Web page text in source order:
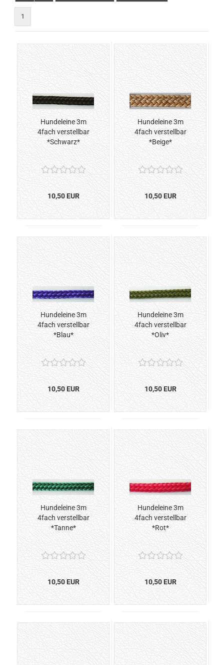
1
Hundeleine 3m
4fach verstellbar
*Schwarz*
10,50 EUR
Hundeleine 3m
4fach verstellbar
*Beige*
10,50 EUR
Hundeleine 3m
4fach verstellbar
*Blau*
10,50 EUR
Hundeleine 3m
4fach verstellbar
*Oliv*
10,50 EUR
Hundeleine 3m
4fach verstellbar
*Tanne*
10,50 EUR
Hundeleine 3m
4fach verstellbar
*Rot*
10,50 EUR